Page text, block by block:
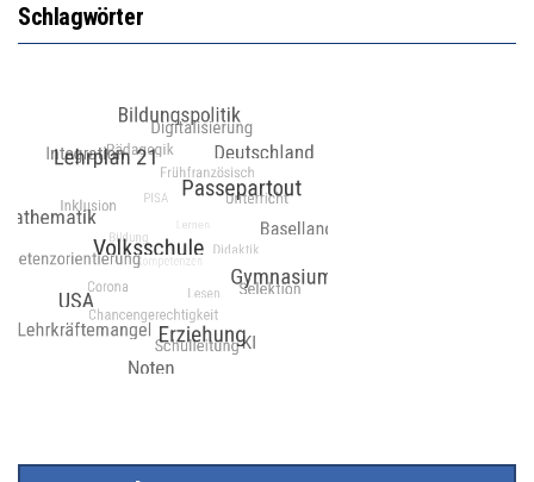
Schlagwörter